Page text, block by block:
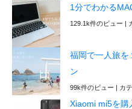
1分でわかる
129.1k件のビュー |
福岡で一人旅を
ン
99k件のビュー | カ
Xiaomi mi5を購